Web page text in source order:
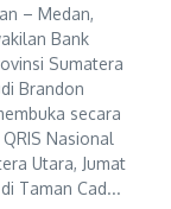
– Medan,
Bank
Sumatera
Brandon
secara
Nasional
Utara, Jumat
Taman Cad...